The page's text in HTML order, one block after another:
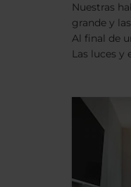
Nuestras
grande y
Al final de
Las luces y